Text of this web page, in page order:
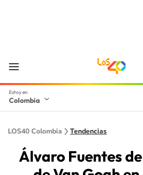
Colombia
LOS40 Colombia Tendencias
Álvaro Fuentes